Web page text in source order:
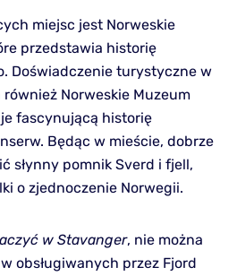
miejsc jest Norweskie
przedstawia historię
Doświadczenie turystyczne w
Norweskie Muzeum
fascynującą historię
Będąc w mieście, dobrze
słynny pomnik Sverd i fjell,
o zjednoczenie Norwegii.
w Stavanger, nie można
obsługiwanych przez Fjord